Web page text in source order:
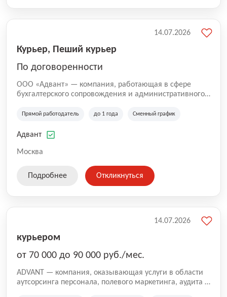
Курьер, Пеший курьер
По договоренности
ООО «Адвант» — компания, работающая в сфере
бухгалтерского сопровождения и административного
зарегистрирована в Санкт-Петербурге и
лиц и коммерческих организаций.
Прямой работодатель до 1 года Сменный график
Адвант
Москва
14.07.2026
Подробнее Откликнуться
курьером
от 70 000 до 90 000 руб./мес.
ADVANT — компания, оказывающая услуги в области
аутсорсинга персонала, полевого маркетинга, аудита и
14.07.2026